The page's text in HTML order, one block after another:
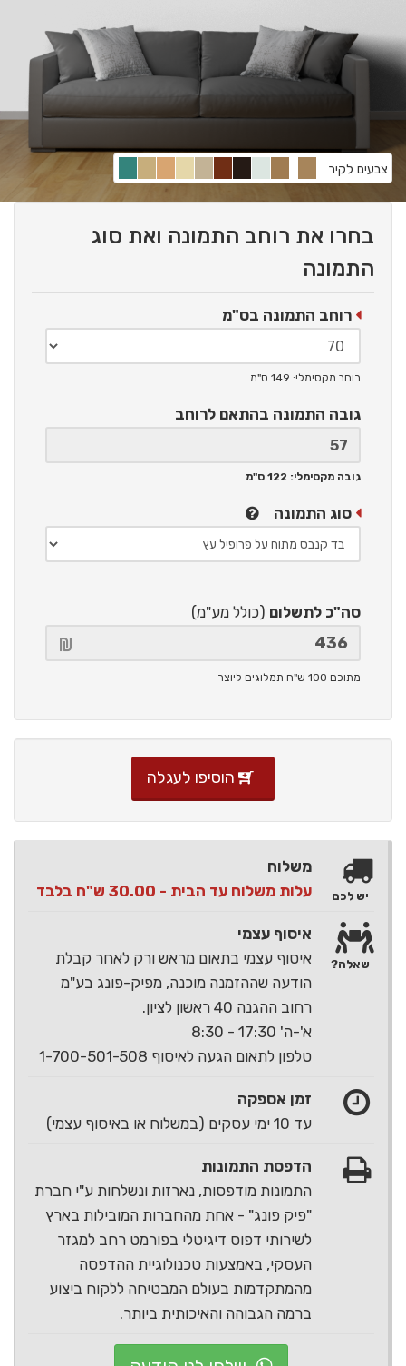
צבעים לקיר
בחרו את רוחב התמונה ואת סוג
התמונה
רוחב התמונה בס"מ
רוחב מקסימלי: 149 ס"מ
גובה התמונה בהתאם לרוחב
גובה מקסימלי: 122 ס"מ
סוג התמונה
סה"כ לתשלום (כולל מע"מ)
מתוכם 100 ש"ח תמלוגים ליוצר
הוסיפו לעגלה
משלוח
עלות משלוח עד הבית - 30.00 ש"ח בלבד
איסוף עצמי
איסוף עצמי בתאום מראש ורק לאחר קבלת
הודעה שההזמנה מוכנה, מפיק-פונג בע"מ
רחוב ההגנה 40 ראשון לציון.
א'-ה' 17:30 - 8:30
טלפון לתאום הגעה לאיסוף 1-700-501-508
זמן אספקה
עד 10 ימי עסקים (במשלוח או באיסוף עצמי)
הדפסת התמונות
התמונות מודפסות, נארזות ונשלחות ע"י חברת
"פיק פונג" - אחת מהחברות המובילות בארץ
לשירותי דפוס דיגיטלי בפורמט רחב למגזר
העסקי, באמצעות טכנולוגיית ההדפסה
מהמתקדמות בעולם המבטיחה ללקוח ביצוע
ברמה הגבוהה והאיכותית ביותר.
יש לכם
שאלה?